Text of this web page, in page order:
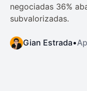
negociadas 36%
subvalorizadas.
Gian Estrada•